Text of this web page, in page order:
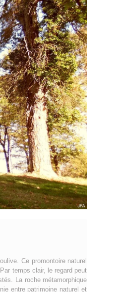
Ce promontoire naturel
temps clair, le regard peut
La roche métamorphique
entre patrimoine naturel et